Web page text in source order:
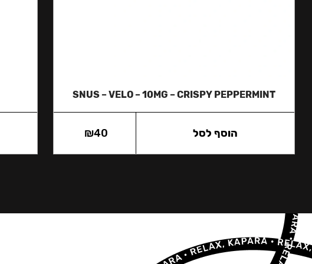
SNUS – VELO – 10MG – CRISPY PEPPERMINT
₪40 הוסף לסל